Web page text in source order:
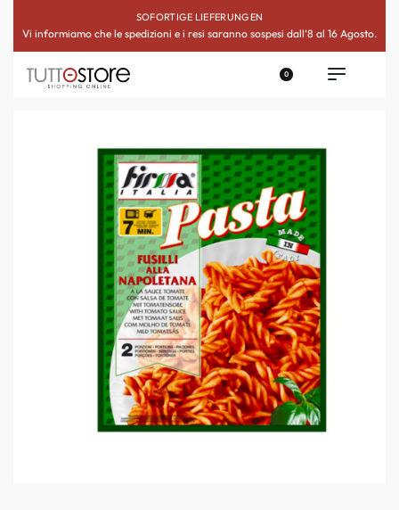
SOFORTIGE LIEFERUNGEN
Vi informiamo che le spedizioni e i resi saranno sospesi dall’8 al 16 Agosto.
0